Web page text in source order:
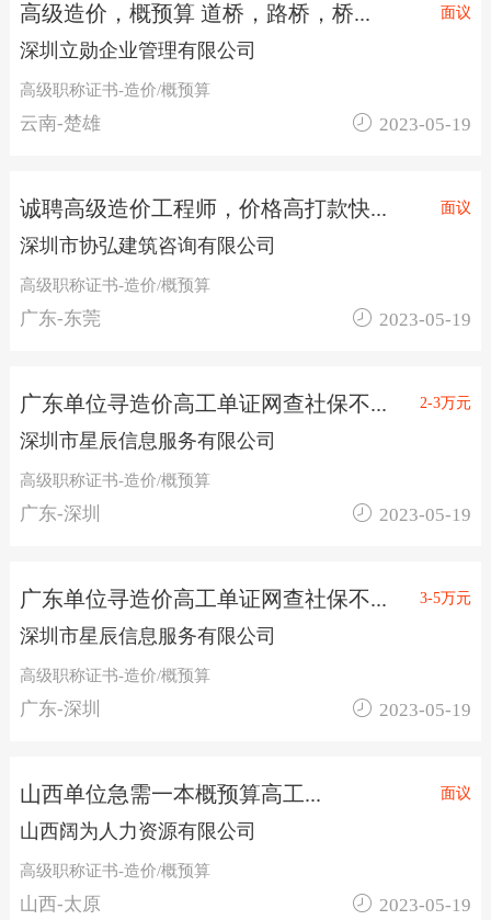
高级造价，概预算 道桥，路桥，桥... 面议
深圳立勋企业管理有限公司
高级职称证书-造价/概预算
云南-楚雄  2023-05-19
诚聘高级造价工程师，价格高打款快... 面议
深圳市协弘建筑咨询有限公司
高级职称证书-造价/概预算
广东-东莞  2023-05-19
广东单位寻造价高工单证网查社保不... 2-3万元
深圳市星辰信息服务有限公司
高级职称证书-造价/概预算
广东-深圳  2023-05-19
广东单位寻造价高工单证网查社保不... 3-5万元
深圳市星辰信息服务有限公司
高级职称证书-造价/概预算
广东-深圳  2023-05-19
山西单位急需一本概预算高工... 面议
山西阔为人力资源有限公司
高级职称证书-造价/概预算
山西-太原  2023-05-19